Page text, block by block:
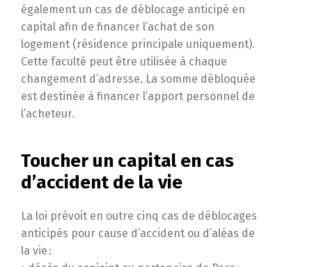
également un cas de déblocage anticipé en
capital afin de financer l’achat de son
logement (résidence principale uniquement).
Cette faculté peut être utilisée à chaque
changement d’adresse. La somme débloquée
est destinée à financer l’apport personnel de
l’acheteur.
Toucher un capital en cas
d’accident de la vie
La loi prévoit en outre cinq cas de déblocages
anticipés pour cause d’accident ou d’aléas de
la vie :